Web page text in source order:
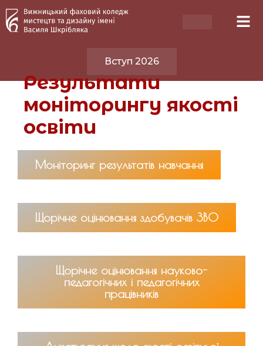
Вступ 2026
Результати
моніторингу якості
освіти
Моніторинг результатів навчання
Щорічне оцінювання здобувачів ЗВО
Щорічне оцінювання науково-
педагогічних і педагогічних
працівників